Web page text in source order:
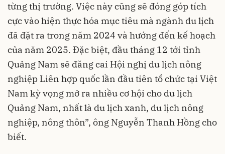
từng thị trường. Việc này cũng sẽ đóng góp tích
cực vào hiện thực hóa mục tiêu mà ngành du lịch
đã đặt ra trong năm 2024 và hướng đến kế hoạch
của năm 2025. Đặc biệt, đầu tháng 12 tới tỉnh
Quảng Nam sẽ đăng cai Hội nghị du lịch nông
nghiệp Liên hợp quốc lần đầu tiên tổ chức tại Việt
Nam kỳ vọng mở ra nhiều cơ hội cho du lịch
Quảng Nam, nhất là du lịch xanh, du lịch nông
nghiệp, nông thôn”, ông Nguyễn Thanh Hồng cho
biết.